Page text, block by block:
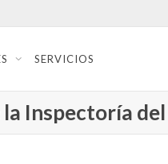
SERVICIOS
Inspectoría